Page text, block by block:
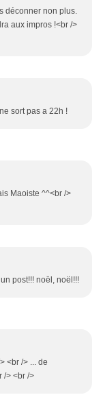
déconner non plus.
aux impros !<br />
sort pas a 22h !
Maoiste ^^<br />
post!!! noël, noël!!!
<br /> ... de
/> <br />